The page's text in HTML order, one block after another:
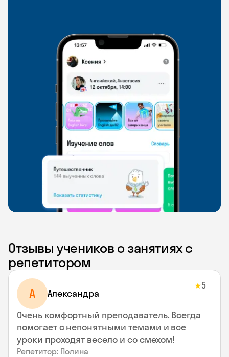
Отзывы учеников о занятиях с
репетитором
A Aлександра
★5
Очень комфортный преподаватель. Всегда
помогает с непонятными темами и все
уроки проходят весело и со смехом!
Репетитор: Полина